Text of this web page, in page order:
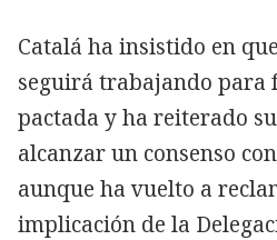
Catalá ha insistido en
seguirá trabajando para
pactada y ha reiterado
alcanzar un consenso
aunque ha vuelto a
implicación de la